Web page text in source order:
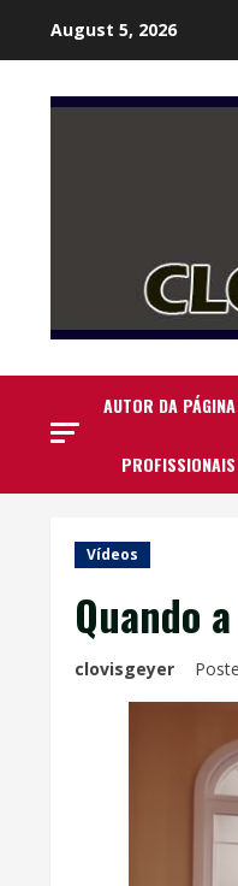
August 5, 2026
AUTOR DA PÁGINA
PROFISSIONAIS
Vídeos
Quando
clovisgeyer